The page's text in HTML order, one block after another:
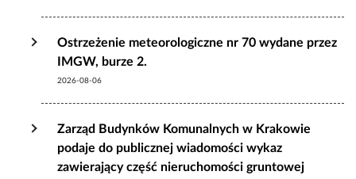
Ostrzeżenie meteorologiczne nr 70 wydane przez
IMGW, burze 2.
2026-08-06
Zarząd Budynków Komunalnych w Krakowie
podaje do publicznej wiadomości wykaz
zawierający część nieruchomości gruntowej